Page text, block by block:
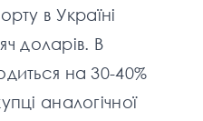
в Україні
доларів. В
на 30-40%
аналогічної